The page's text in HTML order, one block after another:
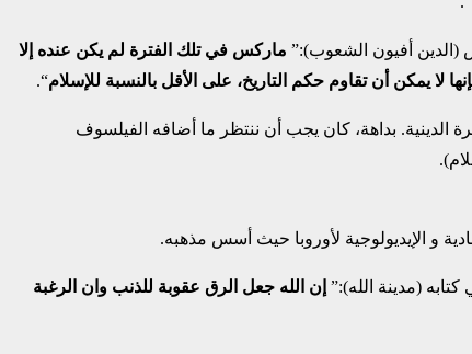
(الدين أفيون الشعوب):” ماركس في تلك الفترة لم يكن عنده إلا
يمكن أن تقاوم حكم التاريخ، على الأقل بالنسبة للإسلام“.
الدينية. بداهة، كان يجب أن ننتظر ما أضافه الفيلسوف
و الإيديولوجية لأوروبا حيث أسس مذهبه.
(مدينة الله):” إن الله جعل الرق عقوبة للذنب وان الرغبة